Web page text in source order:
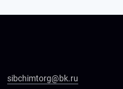
sibchimtorg@bk.ru